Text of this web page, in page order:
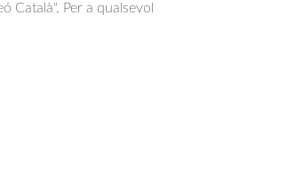
Català". Per a qualsevol